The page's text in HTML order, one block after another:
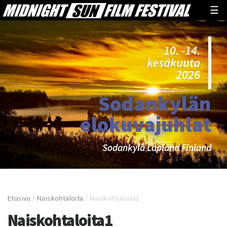
☰
10. -14.
kesäkuuta
2026
Sodankylän
elokuvajuhlat
Sodankylä Lapland Finland
Etusivu /Naiskohtaloita / Naiskohtaloita1
Naiskohtaloita1